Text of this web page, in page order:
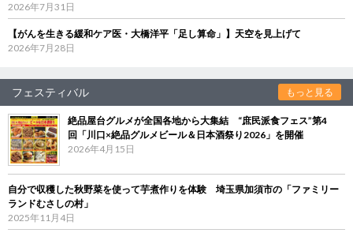
2026年7月31日
【がんを生きる緩和ケア医・大橋洋平「足し算命」】天空を見上げて
2026年7月28日
フェスティバル もっと見る
絶品屋台グルメが全国各地から大集結 “庶民派食フェス”第4
回「川口×絶品グルメビール＆日本酒祭り2026」を開催
2026年4月15日
自分で収穫した秋野菜を使って芋煮作りを体験 埼玉県加須市の「ファミリー
ランドむさしの村」
2025年11月4日